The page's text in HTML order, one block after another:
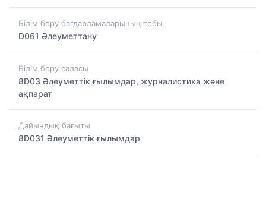
Білім беру бағдарламаларының тобы
D061 Әлеуметтану
Білім беру саласы
8D03 Әлеуметтік ғылымдар, журналистика және
ақпарат
Дайындық бағыты
8D031 Әлеуметтік ғылымдар